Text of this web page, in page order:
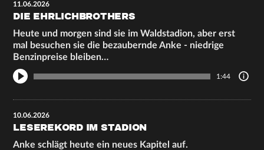
11.06.2026
DIE EHRLICHBROTHERS
Heute und morgen sind sie im Waldstadion, aber erst
mal besuchen sie die bezaubernde Anke - niedrige
Benzinpreise bleiben…
1:44
10.06.2026
LESEREKORD IM STADION
Anke schlägt heute ein neues Kapitel auf.